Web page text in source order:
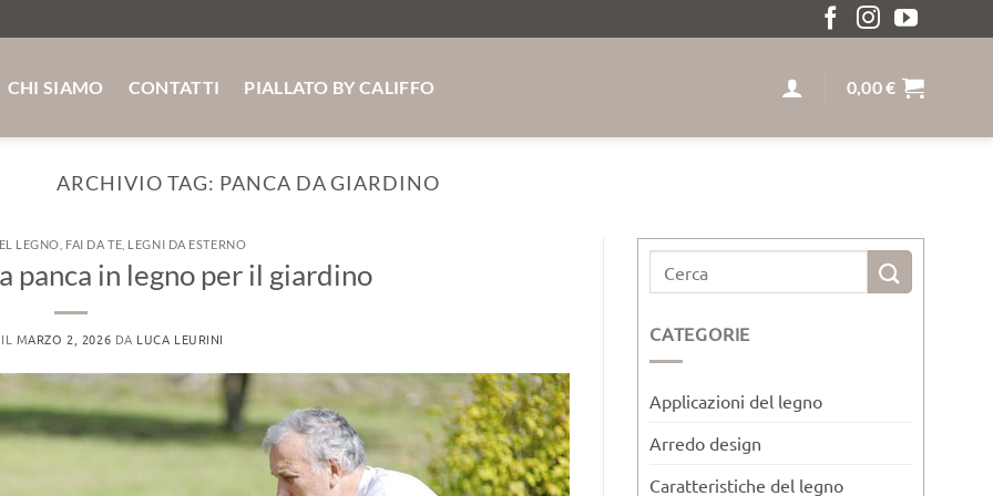
SU MISURA ABETE - ROVERE -FRASSINO SPEDIZIONE GRATUITA SOPRA I 259€ LEGNO
CHI SIAMO CONTATTI PIALLATO BY CALIFFO 0,00€
ARCHIVIO TAG: PANCA DA GIARDINO
LEGNO FAI DA TE LEGNI DA ESTERNO
panca in legno per il giardino
MARZO 2, 2026 DA LUCA LEURINI CATEGORIE
Applicazioni del legno
Arredo design
Caratteristiche del legno